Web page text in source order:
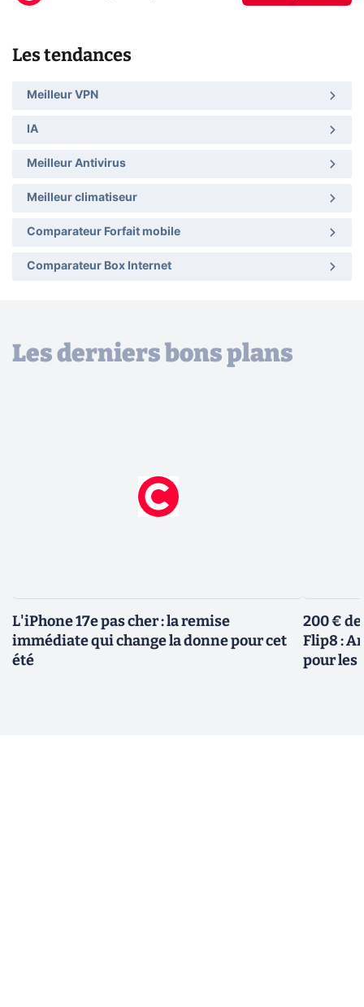
Les tendances
Meilleur VPN
IA
Meilleur Antivirus
Meilleur climatiseur
Comparateur Forfait mobile
Comparateur Box Internet
Les derniers bons plans
L'iPhone 17e pas cher : la remise
immédiate qui change la donne pour cet
été
200 €
Flip8 :
pour les